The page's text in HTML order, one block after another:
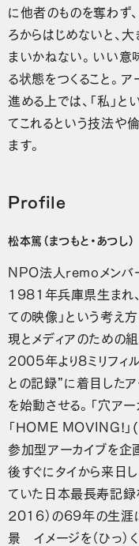
に他者のものを奪わず
ろからはじめないと、
まいかねない。いい意
る状態をつくること。
進める上では、「私」と
てこれるという技法や
ます。
Profile
松本篤（まつもと・あつし）
NPO法人remoメン
1981年兵庫県生まれ
ての映像」という考え
現とメディアのための
2005年より8ミリフィ
との記録”に着目したア
を始動させる。「穴ア
「HOME MOVING!
参加型アーカイブを企
後すぐにタイから来日
ていた日本最長寿記
2016）の69年の生涯
景 イメージを（ひっ）